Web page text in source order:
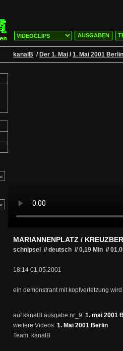
AUSGABEN
kanalB / Der 1. Mai /1. Mai 2001 Berlin
MARIANNENPLATZ /
schnipsel // deutsch // 0,19 Min //
18:14 01.05.2001
ein demonstrant mit kopfverletzung
auf kanalB ausgabe nr_9: 1. mai 2001
weitere Videos: 1. Mai 2001 Berlin
Team: kanalB